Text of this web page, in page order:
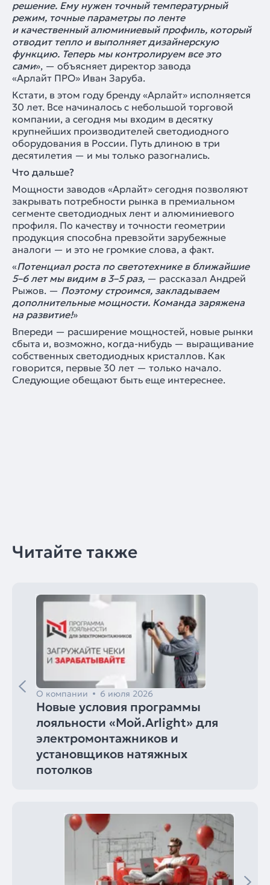
решение. Ему нужен точный температурный
режим, точные параметры по ленте
и качественный алюминиевый профиль, который
отводит тепло и выполняет дизайнерскую
функцию. Теперь мы контролируем все это
сами», — объясняет директор завода
«Арлайт ПРО» Иван Заруба.
Кстати, в этом году бренду «Арлайт» исполняется
30 лет. Все начиналось с небольшой торговой
компании, а сегодня мы входим в десятку
крупнейших производителей светодиодного
оборудования в России. Путь длиною в три
десятилетия — и мы только разогнались.
Что дальше?
Мощности заводов «Арлайт» сегодня позволяют
закрывать потребности рынка в премиальном
сегменте светодиодных лент и алюминиевого
профиля. По качеству и точности геометрии
продукция способна превзойти зарубежные
аналоги — и это не громкие слова, а факт.
«Потенциал роста по светотехнике в ближайшие
5–6 лет мы видим в 3–5 раз, — рассказал Андрей
Рыжов. — Поэтому строимся, закладываем
дополнительные мощности. Команда заряжена
на развитие!»
Впереди — расширение мощностей, новые рынки
сбыта и, возможно, когда-нибудь — выращивание
собственных светодиодных кристаллов. Как
говорится, первые 30 лет — только начало.
Следующие обещают быть еще интереснее.
Читайте также
О компании 6 июля 2026
Новые условия программы
лояльности «Мой.Arlight» для
электромонтажников и
установщиков натяжных
потолков